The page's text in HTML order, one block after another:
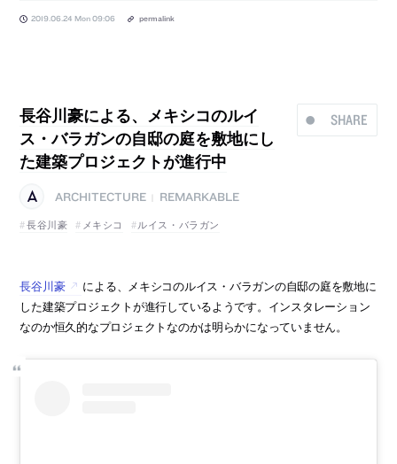
2019.06.24 Mon 09:06 permalink
SHARE
長谷川豪による、メキシコのルイ
ス・バラガンの自邸の庭を敷地にし
た建築プロジェクトが進行中
ARCHITECTURE
REMARKABLE
長谷川豪
メキシコ ルイス・バラガン
長谷川豪
による、メキシコのルイス・バラガンの自邸の庭を敷地に
した建築プロジェクトが進行しているようです。インスタレーション
なのか恒久的なプロジェクトなのかは明らかになっていません。